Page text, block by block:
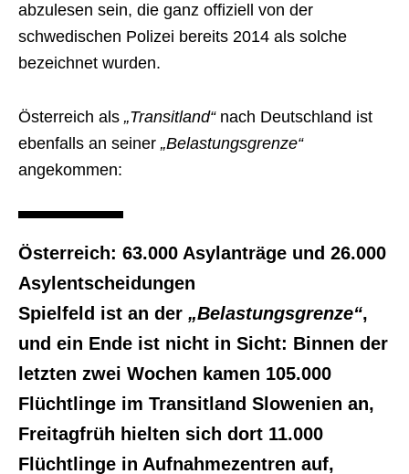
abzulesen sein, die ganz offiziell von der
schwedischen Polizei bereits 2014 als solche
bezeichnet wurden.
Österreich als „Transitland“nach Deutschland ist
ebenfalls an seiner „Belastungsgrenze“
angekommen:
Österreich: 63.000 Asylanträge und 26.000
Asylentscheidungen
Spielfeld ist an der „Belastungsgrenze“,
und ein Ende ist nicht in Sicht: Binnen der
letzten zwei Wochen kamen 105.000
Flüchtlinge im Transitland Slowenien an,
Freitagfrüh hielten sich dort 11.000
Flüchtlinge in Aufnahmezentren auf,